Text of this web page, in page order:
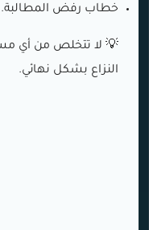
خطاب رفض المطالبة.
💡 لا تتخلص من أي
النزاع بشكل نهائي.